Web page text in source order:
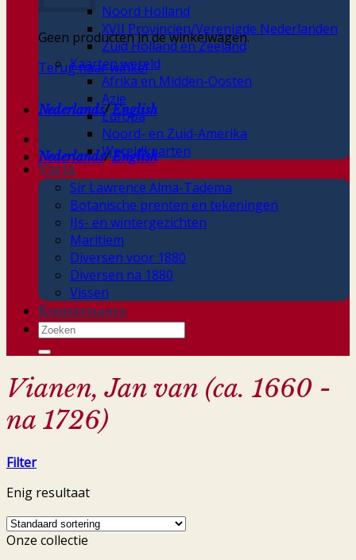
Geen producten in de winkelwagen.
Terug naar winkel
Nederlands/English
Nederlands/English
Noord Holland
XVII Provinciën/Verenigde Nederlanden
Zuid Holland en Zeeland
Kaarten wereld
Afrika en Midden-Oosten
Azie
Europa
Noord- en Zuid-Amerika
Wereldkaarten
Varia
Sir Lawrence Alma-Tadema
Botanische prenten en tekeningen
IJs- en wintergezichten
Maritiem
Diversen voor 1880
Diversen na 1880
Vissen
Kunstenaars
Zoeken
naar:
Vianen, Jan van (ca. 1660 -
na 1726)
Filter
Enig resultaat
Onze collectie